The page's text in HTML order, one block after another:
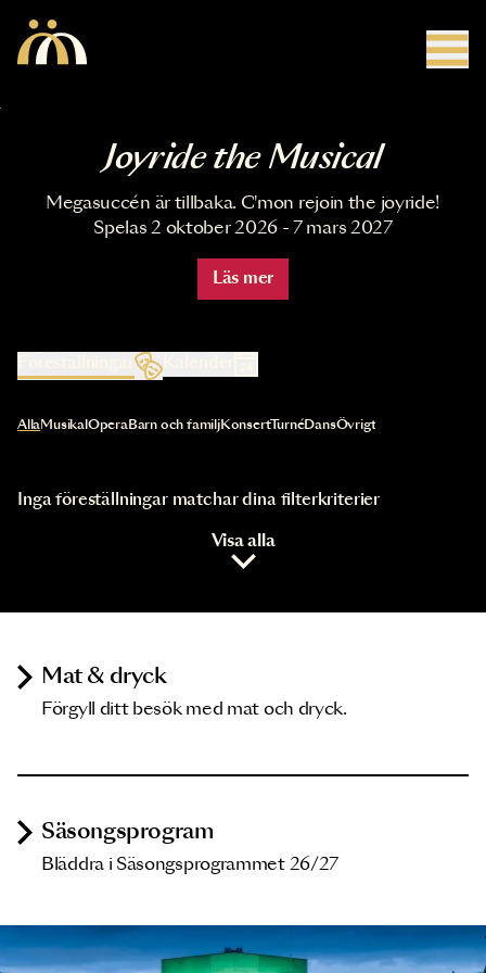
Joyride the Musical
Megasuccén är tillbaka. C'mon rejoin the joyride!
Spelas 2 oktober 2026 - 7 mars 2027
Läs mer
Kalender
Val av kategori uppdaterar innehållet automatiskt
AllaMusikal OperaBarn och familjKonsertTurnéDansÖvrigt
Inga föreställningar matchar dina filterkriterier
Visa alla
Mat & dryck
Förgyll ditt besök med mat och dryck.
Säsongsprogram
Bläddra i Säsongsprogrammet 26/27